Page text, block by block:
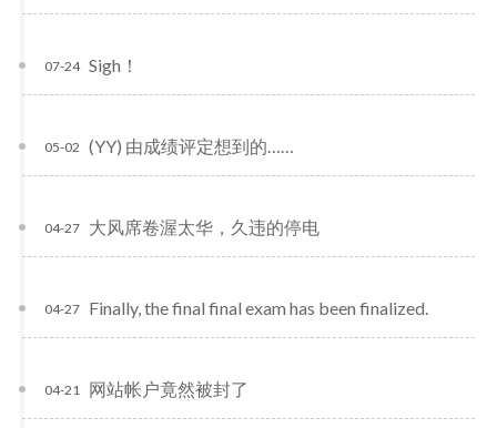
Sigh！
07-24
(YY) 由成绩评定想到的……
05-02
大风席卷渥太华，久违的停电
04-27
Finally, the final final exam has been finalized.
04-27
网站帐户竟然被封了
04-21